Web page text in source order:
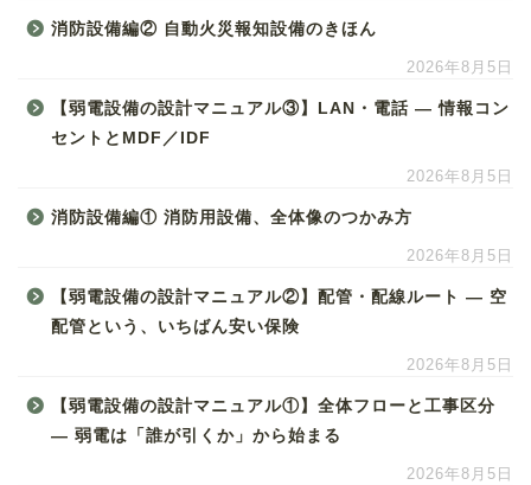
消防設備編② 自動火災報知設備のきほん
2026年8月5日
【弱電設備の設計マニュアル③】LAN・電話 ― 情報コン
セントとMDF／IDF
2026年8月5日
消防設備編① 消防用設備、全体像のつかみ方
2026年8月5日
【弱電設備の設計マニュアル②】配管・配線ルート ― 空
配管という、いちばん安い保険
2026年8月5日
【弱電設備の設計マニュアル①】全体フローと工事区分
― 弱電は「誰が引くか」から始まる
2026年8月5日